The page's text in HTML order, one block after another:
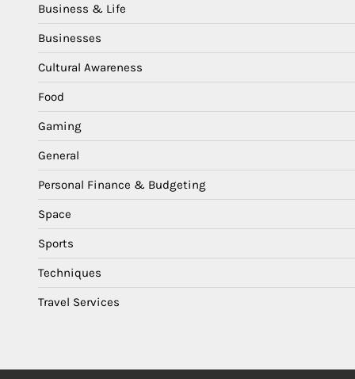
Business & Life
Businesses
Cultural Awareness
Food
Gaming
General
Personal Finance & Budgeting
Space
Sports
Techniques
Travel Services